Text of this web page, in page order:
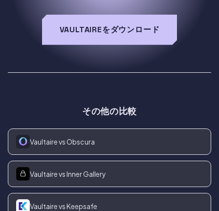
VAULTAIREをダウンロード
その他の比較
Vaultaire vs Obscura
Vaultaire vs Inner Gallery
Vaultaire vs Keepsafe